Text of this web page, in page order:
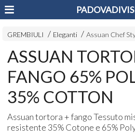
GREMBIULI Eleganti Assuan Chef
ASSUAN
FANGO 65%
35% COTTON
Assuan tortora + fango Tessuto
resistente 35% Cotone e 65%